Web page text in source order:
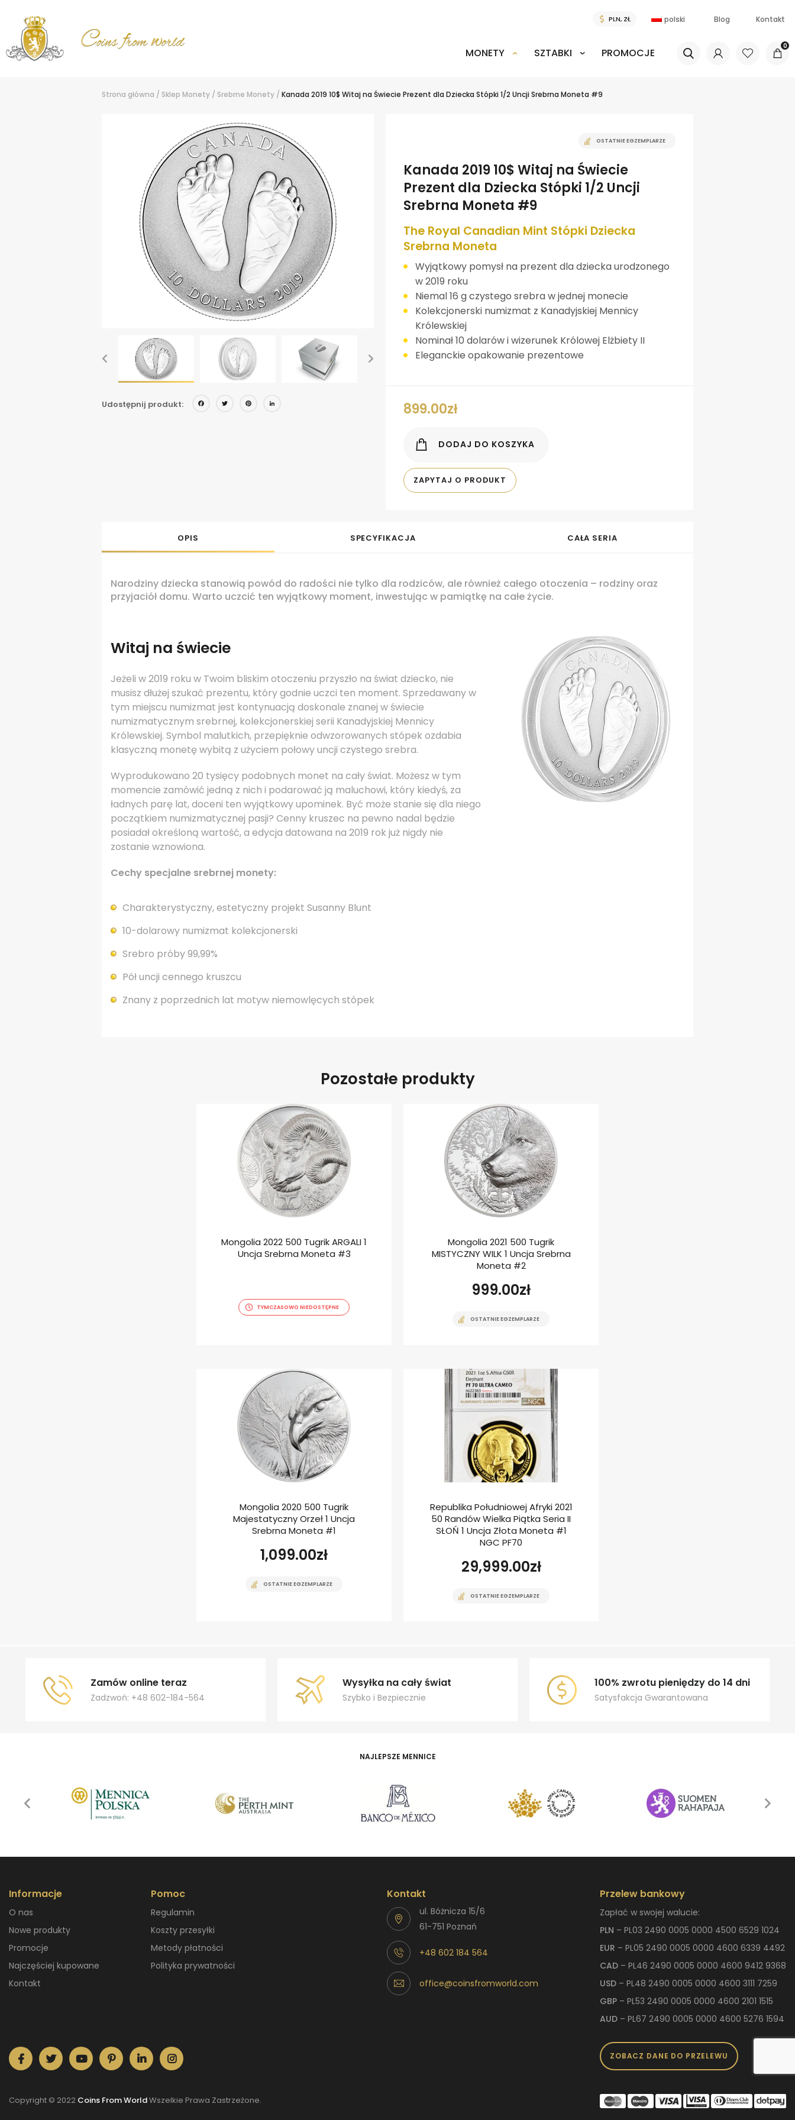
polski Blog Kontakt
MONETY SZTABKI PROMOCJE
0
Strona główna / Sklep Monety / Srebrne Monety / Kanada 2019 10$ Witaj na Świecie Prezent dla Dziecka Stópki 1/2 Uncji Srebrna Moneta #9
Udostępnij produkt: Facebook
TwitterPinterest
OSTATNIE EGZEMPLARZE
Kanada 2019 10$ Witaj na Świecie
Prezent dla Dziecka Stópki 1/2 Uncji
Srebrna Moneta #9
The Royal Canadian Mint Stópki Dziecka
Srebrna Moneta
Wyjątkowy pomysł na prezent dla dziecka urodzonego
w 2019 roku
Niemal 16 g czystego srebra w jednej monecie
Kolekcjonerski numizmat z Kanadyjskiej Mennicy
Królewskiej
Nominał 10 dolarów i wizerunek Królowej Elżbiety II
Eleganckie opakowanie prezentowe
899.00zł
DODAJ DO KOSZYKA
ZAPYTAJ O PRODUKT
OPIS SPECYFIKACJA CAŁA SERIA
Narodziny dziecka stanowią powód do radości nie tylko dla rodziców, ale również całego otoczenia – rodziny oraz
przyjaciół domu. Warto uczcić ten wyjątkowy moment, inwestując w pamiątkę na całe życie.
Witaj na świecie
Jeżeli w 2019 roku w Twoim bliskim otoczeniu przyszło na świat dziecko, nie
musisz dłużej szukać prezentu, który godnie uczci ten moment. Sprzedawany w
tym miejscu numizmat jest kontynuacją doskonale znanej w świecie
numizmatycznym srebrnej, kolekcjonerskiej serii Kanadyjskiej Mennicy
Królewskiej. Symbol malutkich, przepięknie odwzorowanych stópek ozdabia
klasyczną monetę wybitą z użyciem połowy uncji czystego srebra.
Wyprodukowano 20 tysięcy podobnych monet na cały świat. Możesz w tym
momencie zamówić jedną z nich i podarować ją maluchowi, który kiedyś, za
ładnych parę lat, doceni ten wyjątkowy upominek. Być może stanie się dla niego
początkiem numizmatycznej pasji? Cenny kruszec na pewno nadal będzie
posiadał określoną wartość, a edycja datowana na 2019 rok już nigdy nie
zostanie wznowiona.
Cechy specjalne srebrnej monety:
Charakterystyczny, estetyczny projekt Susanny Blunt
10-dolarowy numizmat kolekcjonerski
Srebro próby 99,99%
Pół uncji cennego kruszcu
Znany z poprzednich lat motyw niemowlęcych stópek
Pozostałe produkty
Mongolia 2022 500 Tugrik ARGALI 1
Uncja Srebrna Moneta #3
TYMCZASOWO NIEDOSTĘPNE
Mongolia 2021 500 Tugrik
MISTYCZNY WILK 1 Uncja Srebrna
Moneta #2
999.00zł
OSTATNIE EGZEMPLARZE
Mongolia 2020 500 Tugrik
Majestatyczny Orzeł 1 Uncja
Srebrna Moneta #1
1,099.00zł
OSTATNIE EGZEMPLARZE
Republika Południowej Afryki 2021
50 Randów Wielka Piątka Seria II
SŁOŃ 1 Uncja Złota Moneta #1
NGC PF70
29,999.00zł
OSTATNIE EGZEMPLARZE
Zamów online teraz
Zadzwoń: +48 602-184-564
Wysyłka na cały świat
Szybko i Bezpiecznie
100% zwrotu pieniędzy do 14 dni
Satysfakcja Gwarantowana
NAJLEPSZE MENNICE
Informacje
O nas
Nowe produkty
Promocje
Najczęściej kupowane
Kontakt
Pomoc
Regulamin
Koszty przesyłki
Metody płatności
Polityka prywatności
Kontakt
ul. Bóżnicza 15/6
61-751 Poznań
+48 602 184 564
office@coinsfromworld.com
Przelew bankowy
Zapłać w swojej walucie:
PLN – PL03 2490 0005 0000 4500 6529 1024
EUR – PL05 2490 0005 0000 4600 6339 4492
CAD – PL46 2490 0005 0000 4600 9412 9368
USD – PL48 2490 0005 0000 4600 3111 7259
GBP – PL53 2490 0005 0000 4600 2101 1515
AUD – PL67 2490 0005 0000 4600 5276 1594
Copyright © 2022 Coins From WorldWszelkie Prawa Zastrzeżone.
ZOBACZ DANE DO PRZELEWU